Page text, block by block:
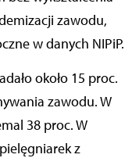
zawodu,
w danych NIPiP.
około 15 proc.
zawodu. W
38 proc. W
z